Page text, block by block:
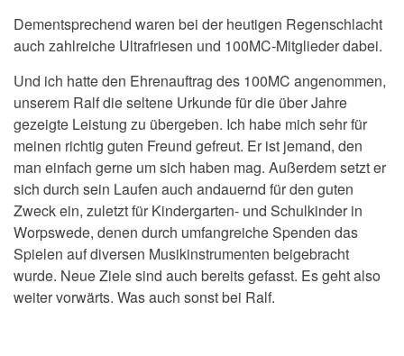
Dementsprechend waren bei der heutigen Regenschlacht
auch zahlreiche Ultrafriesen und 100MC-Mitglieder dabei.
Und ich hatte den Ehrenauftrag des 100MC angenommen,
unserem Ralf die seltene Urkunde für die über Jahre
gezeigte Leistung zu übergeben. Ich habe mich sehr für
meinen richtig guten Freund gefreut. Er ist jemand, den
man einfach gerne um sich haben mag. Außerdem setzt er
sich durch sein Laufen auch andauernd für den guten
Zweck ein, zuletzt für Kindergarten- und Schulkinder in
Worpswede, denen durch umfangreiche Spenden das
Spielen auf diversen Musikinstrumenten beigebracht
wurde. Neue Ziele sind auch bereits gefasst. Es geht also
weiter vorwärts. Was auch sonst bei Ralf.